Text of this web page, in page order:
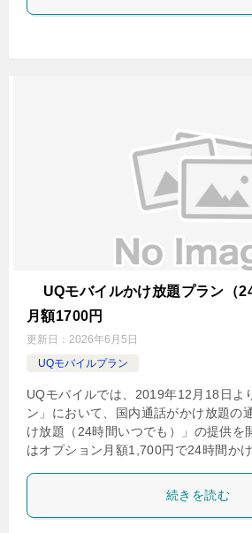
UQモバイルかけ放題プラン（
月額1700円
更新日： 2026年6月5日
UQモバイルプラン
UQモバイルでは、2019年12月18日よ
ン」において、国内通話がかけ放題の
け放題（24時間いつでも）」の提供を
はオプション月額1,700円で24時間か
続きを読む